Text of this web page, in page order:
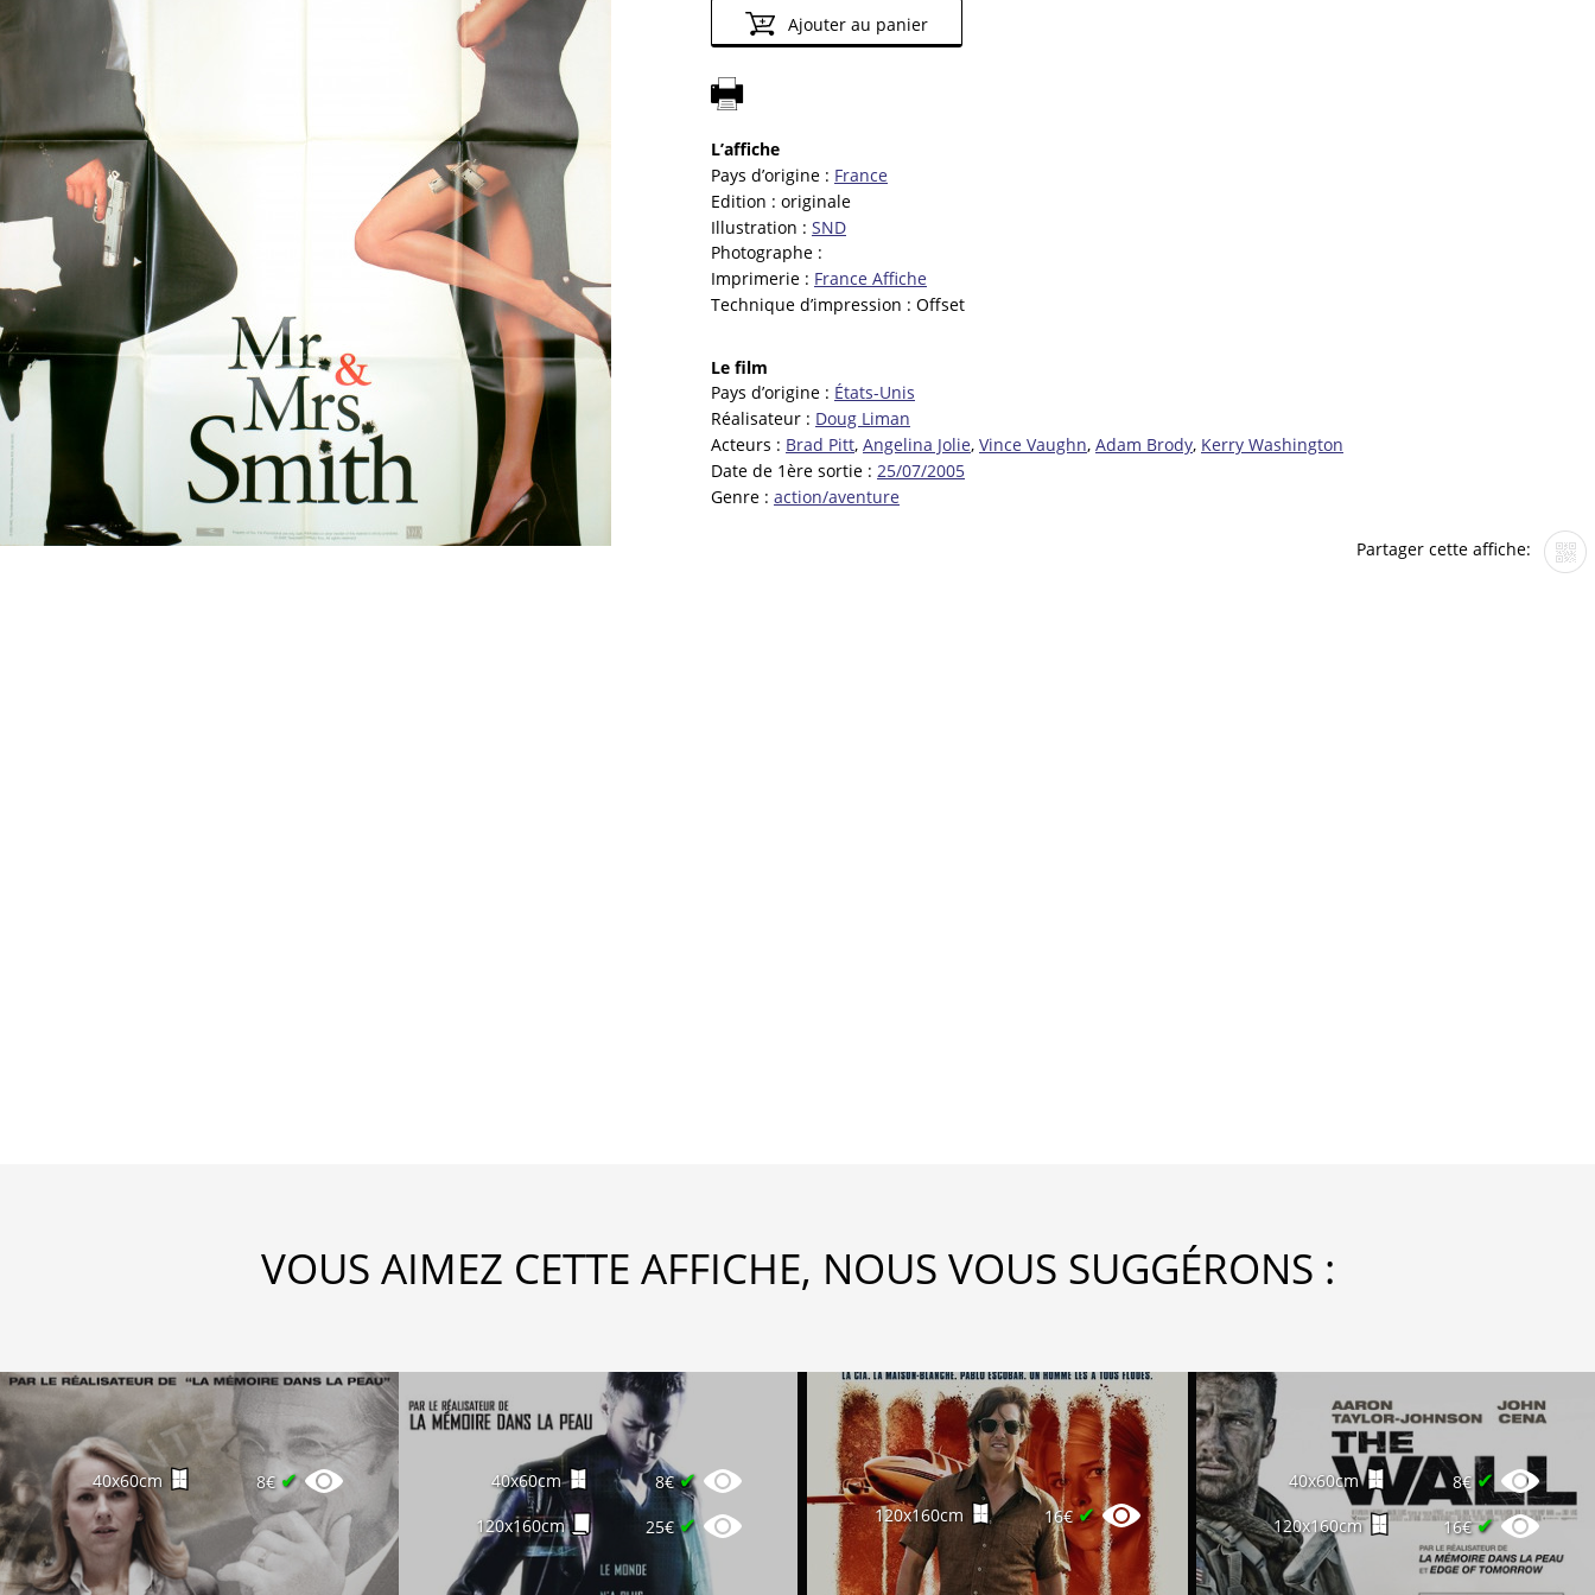
Ajouter au panier
L’affiche
Pays d’origine : France
Edition : originale
Illustration : SND
Photographe :
Imprimerie : France Affiche
Technique d’impression : Offset
Le film
Pays d’origine : États-Unis
Réalisateur : Doug Liman
Acteurs : Brad Pitt, Angelina Jolie, Vince Vaughn, Adam Brody, Kerry Washington
Date de 1ère sortie : 25/07/2005
Genre : action/aventure
Partager cette affiche:
VOUS AIMEZ CETTE AFFICHE, NOUS VOUS SUGGÉRONS :
40x60cm 8€ ✔ 40x60cm 8€✔
120x160cm 25€✔ 120x160cm 16€✔
40x60cm 8€ ✔
120x160cm 16€✔